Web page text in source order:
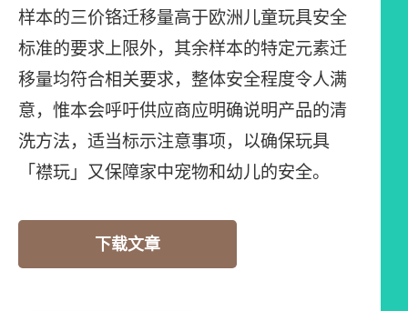
样本的三价铬迁移量高于欧洲儿童玩具安全
标准的要求上限外，其余样本的特定元素迁
移量均符合相关要求，整体安全程度令人满
意，惟本会呼吁供应商应明确说明产品的清
洗方法，适当标示注意事项，以确保玩具
「襟玩」又保障家中宠物和幼儿的安全。
下载文章